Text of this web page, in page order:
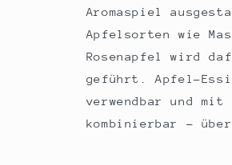
Aromaspiel
Apfelsorten wie
Rosenapfel wird
geführt. Apfel-
verwendbar und
kombinierbar -